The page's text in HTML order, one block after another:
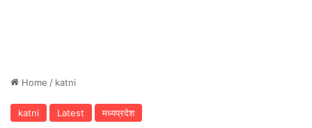
Home / katni
katni Latest मध्यप्रदेश